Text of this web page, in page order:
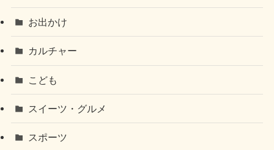
お出かけ
カルチャー
こども
スイーツ・グルメ
スポーツ